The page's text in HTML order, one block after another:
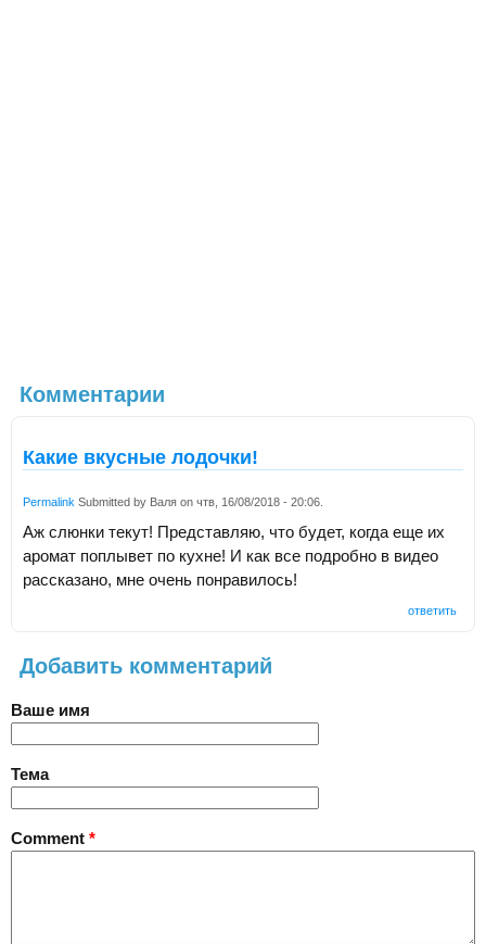
Комментарии
Какие вкусные лодочки!
Permalink Submitted by Валя on чтв, 16/08/2018 - 20:06
Аж слюнки текут! Представляю, что будет, когда еще их
аромат поплывет по кухне! И как все подробно в видео
рассказано, мне очень понравилось!
ответить
Добавить комментарий
Ваше имя
Тема
Comment *